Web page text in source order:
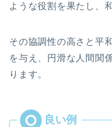
ような役割を果たし、
その協調性の高さと平
を与え、円滑な人間関
ります。